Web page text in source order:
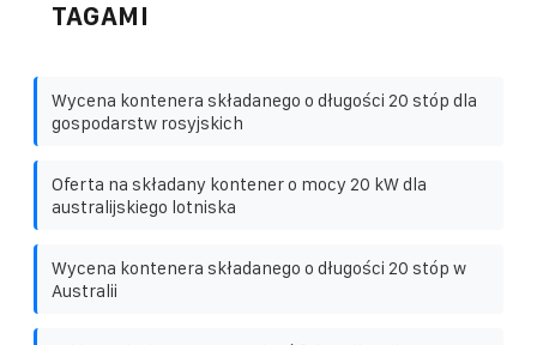
TAGAMI
Wycena kontenera składanego o długości 20 stóp dla
gospodarstw rosyjskich
Oferta na składany kontener o mocy 20 kW dla
australijskiego lotniska
Wycena kontenera składanego o długości 20 stóp w
Australii